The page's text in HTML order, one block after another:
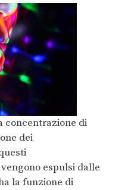
concentrazione di
dei
espulsi dalle
la funzione di